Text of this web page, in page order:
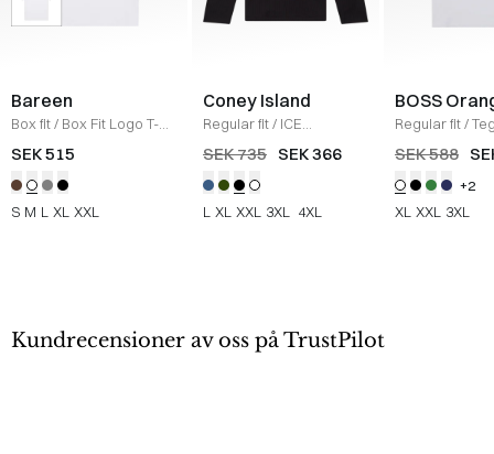
Bareen
Box fit/ Box Fit Logo T-
shirt /WHITE
SEK 515
S M L XL XXL
Coney Island
Regular fit/ ICE
Sweatshirt
/BLACK
SEK 735 SEK 366
L XL XXL 3XL 4XL
BOSS
Regular fit/
Shirt /HVID
SEK 588
+2
XL XXL 3XL
Kundrecensioner av oss på TrustPilot